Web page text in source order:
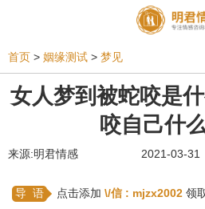
相亲 同性恋 恋爱
爱情相关 星
姻缘测试 美容 怀孕
感情挽回 双鱼座男生
首页 > 姻缘测试 > 梦见
女人梦到被蛇咬是
咬自己什
来源:明君情感 2021-03-31
导 语 点击添加 \/信 : mjzx2002 领